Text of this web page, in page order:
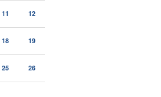
11 12
18 19
25 26